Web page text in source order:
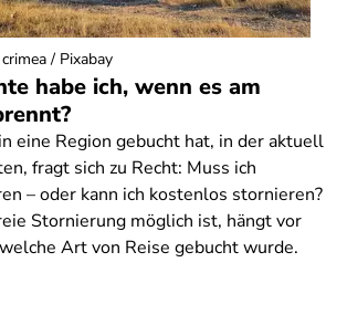
habe ich, wenn es am
eine Region gebucht hat, in der aktuell
fragt sich zu Recht: Muss ich
– oder kann ich kostenlos stornieren?
Stornierung möglich ist, hängt vor
Art von Reise gebucht wurde.
/ Pixabay